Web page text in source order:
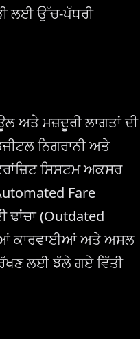
ਲਈ ਉੱਚ-ਪੱਧਰੀ
ਅਤੇ ਮਜ਼ਦੂਰੀ ਲਾਗਤਾਂ ਦੀ
ਨਿਗਰਾਨੀ ਅਤੇ
ਸਿਸਟਮ ਅਕਸਰ
Fare
ਢਾਂਚਾ (Outdated
ਕਾਰਵਾਈਆਂ ਅਤੇ ਅਸਲ
ਲਈ ਝੱਲੇ ਗਏ ਵਿੱਤੀ